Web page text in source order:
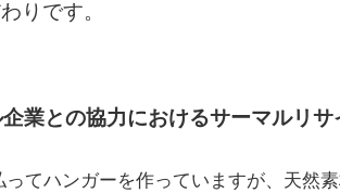
りです。
業との協力におけるサーマルリサ
ってハンガーを作っていますが、天然